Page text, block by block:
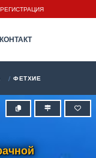
КОНТАКТ
ФЕТХИЕ